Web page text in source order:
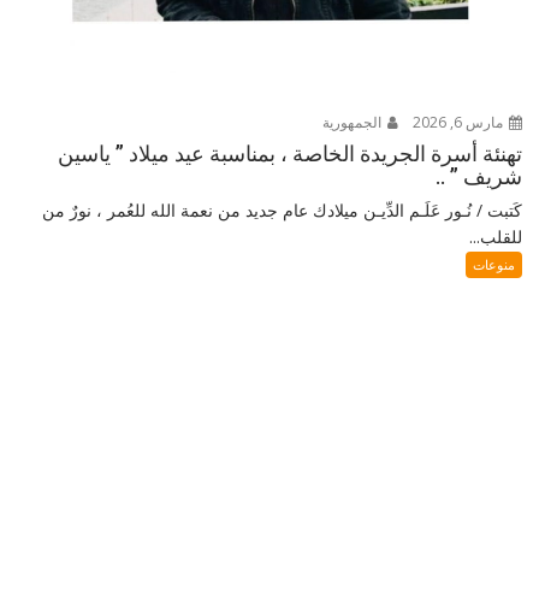
مارس 6, 2026 الجمهورية
تهنئة أسرة الجريدة الخاصة ، بمناسبة عيد ميلاد ” ياسين
شريف ” ..
كَتبت / نُـور عَلَـم الدِّيـن ميلادك عام جديد من نعمة الله للعُمر ، نورٌ من
للقلب...
منوعات